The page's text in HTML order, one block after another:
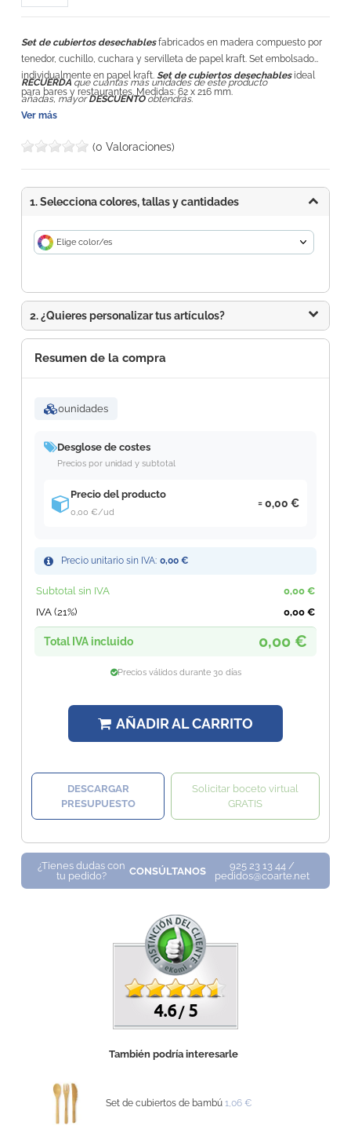
Set de cubiertos desechables fabricados en madera compuesto por
tenedor, cuchillo, cuchara y servilleta de papel kraft. Set embolsado
individualmente en papel kraft. Set de cubiertos desechablesideal
para bares y restaurantes. Medidas: 62 x 216 mm.
RECUERDA que cuántas más unidades de este producto
añadas, mayorDESCUENTOobtendrás.
Ver más
(0 Valoraciones)
1. Selecciona colores, tallas y cantidades
Elige color/es
2. ¿Quieres personalizar tus artículos?
Resumen de la compra
0unidades
Desglose de costes
Precios por unidad y subtotal
Precio del producto
0,00 €/ud
0,00 €
Precio unitario sin IVA: 0,00 €
Subtotal sin IVA
0,00 €
IVA (21%)
0,00 €
Total IVA incluido 0,00 €
Precios válidos durante 30 días
AÑADIR AL CARRITO
DESCARGAR
PRESUPUESTO
Solicitar boceto virtual
GRATIS
¿Tienes dudas con
tu pedido?
CONSÚLTANOS
925 23 13 44 /
pedidos@coarte.net
4.6 /5
También podría interesarle
Set de cubiertos de bambú 1,06 €